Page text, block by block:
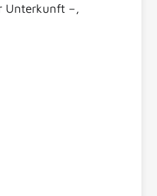
Unterkunft –,